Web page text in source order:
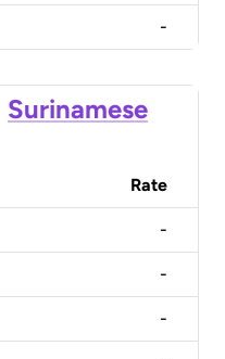
-
Surinamese
Rate
-
-
-